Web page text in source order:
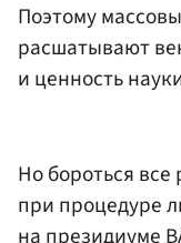
Поэтому
расшатывают
и ценность
Но бороться все
при процедуре
на президиуме